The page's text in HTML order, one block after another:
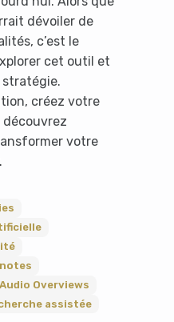
dévoiler de
c’est le
cet outil et
stratégie.
créez votre
découvrez
votre
Audio Overviews
assistée